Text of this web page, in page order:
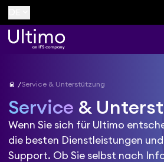
home Service & Unterstützung
Service &
Wenn Sie sich für Ultimo
die besten Dienstleistungen
Support. Ob Sie selbst nach